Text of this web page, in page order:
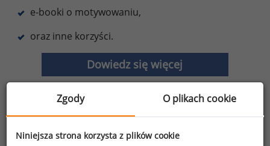
e-booki o motywowaniu,
oraz inne korzyści.
Dowiedz się więcej
potrzeb!Przetestuj strefę premium.
Zgody O plikach cookie
Niniejsza strona korzysta z plików cookie